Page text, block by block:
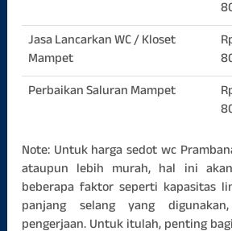
Jasa Lancarkan WC / Kloset
Mampet
Perbaikan Saluran Mampet
Note: Untuk harga sedot wc
ataupun lebih murah, hal ini
beberapa faktor seperti kapasitas
panjang selang yang
pengerjaan. Untuk itulah, penting